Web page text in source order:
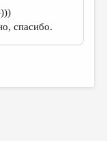
спасибо.